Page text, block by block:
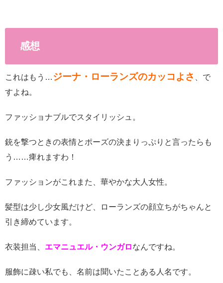
感想
これはもう… ジーナ・ローランズのカッコよさ
、で
すよね。
ファッショナブルでスタイリッシュ。
銃を撃つときの表情とポーズの決まりっぷりと言ったらも
う……痺れますわ！
ファッションがこれまた、華やかな大人女性。
髪型は少し少女風だけど、ローランズの顔立ちがちゃんと
引き締めています。
衣装担当、 エマニュエル・ウンガロなんですね。
服飾に疎い私でも、名前は聞いたことある人名です。